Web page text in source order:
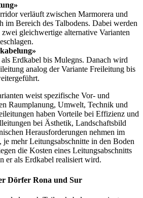
verläuft zwischen Marmorera und
im Bereich des Talbodens. Dabei werden
gleichwertige alternative Varianten
Erdkabel bis Mulegns. Danach wird
analog der Variante Freileitung bis
weist spezifische Vor- und
Raumplanung, Umwelt, Technik und
haben Vorteile bei Effizienz und
bei Ästhetik, Landschaftsbild
Herausforderungen nehmen im
je mehr Leitungsabschnitte in den Boden
die Kosten eines Leitungsabschnitts
er als Erdkabel realisiert wird.
Dörfer Rona und Sur